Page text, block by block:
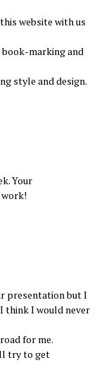
website with us
book-marking and
style and design.
Your
presentation but I
think I would never
for me.
try to get